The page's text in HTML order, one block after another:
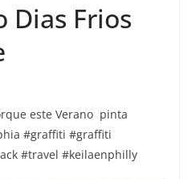
Dias Frios
este Verano ️ pinta
#graffiti #graffiti
#travel #keilaenphilly